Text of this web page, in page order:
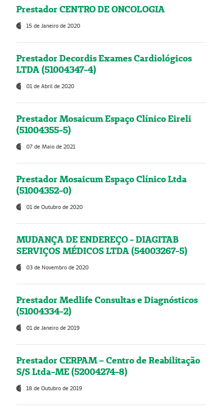
Prestador CENTRO DE ONCOLOGIA
15 de Janeiro de 2020
Prestador Decordis Exames Cardiológicos
LTDA (51004347-4)
01 de Abril de 2020
Prestador Mosaicum Espaço Clínico Eireli
(51004355-5)
07 de Maio de 2021
Prestador Mosaicum Espaço Clínico Ltda
(51004352-0)
01 de Outubro de 2020
MUDANÇA DE ENDEREÇO - DIAGITAB
SERVIÇOS MÉDICOS LTDA (54003267-5)
03 de Novembro de 2020
Prestador Medlife Consultas e Diagnósticos
(51004334-2)
01 de Janeiro de 2019
Prestador CERPAM – Centro de Reabilitação
S/S Ltda-ME (52004274-8)
18 de Outubro de 2019